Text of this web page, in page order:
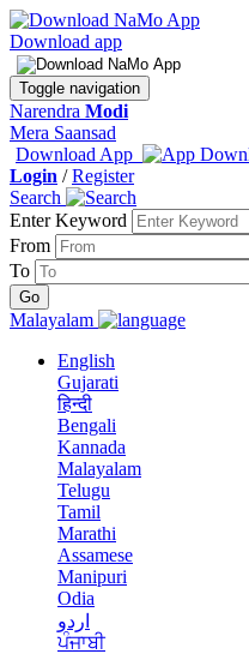
Download app
Toggle navigation
Narendra Modi
Mera Saansad
Download App
Login /Register
Search
Enter Keyword
From
To
Malayalam
English
Gujarati
हिन्दी
Bengali
Kannada
Malayalam
Telugu
Tamil
Marathi
Assamese
Manipuri
Odia
اردو
ਪੰਜਾਬੀ